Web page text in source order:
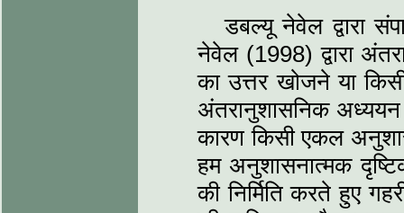
डबल्यू नेवेल द्वारा
नेवेल (1998) द्वारा
का उत्तर खोजने या
अंतरानुशासनिक
कारण किसी एकल
हम अनुशासनात्मक
की निर्मिति करते हुए